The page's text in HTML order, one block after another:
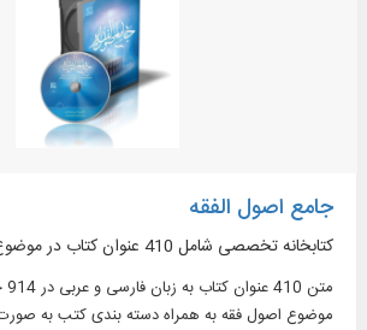
جامع اصول الفقه
کتابخانه تخصصی شامل 410 عنوان کتاب در موضوع اصول فقه
موضوع اصول فقه به همراه دسته بندی کتب به